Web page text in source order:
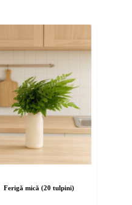
Ferigă mică (20 tulpini)